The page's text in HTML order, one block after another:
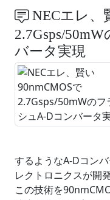
NECエレ、
2.7Gsps/
バータ実現
するようなA-Dコン
レクトロニクスが開
この技術を